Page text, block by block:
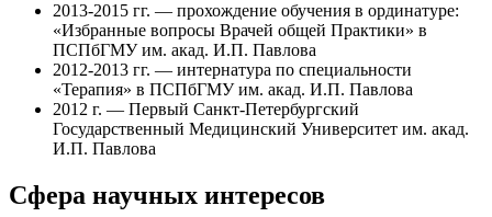
2013-2015 гг. — прохождение обучения в ординатуре:
«Избранные вопросы Врачей общей Практики» в
ПСПбГМУ им. акад. И.П. Павлова
2012-2013 гг. — интернатура по специальности
«Терапия» в ПСПбГМУ им. акад. И.П. Павлова
2012 г. — Первый Санкт-Петербургский
Государственный Медицинский Университет им. акад.
И.П. Павлова
Сфера научных интересов